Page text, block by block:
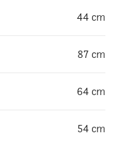
44 cm
87 cm
64 cm
54 cm